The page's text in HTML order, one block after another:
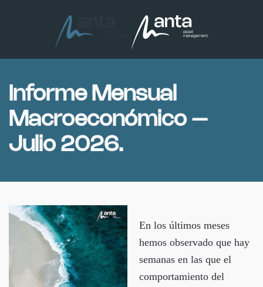
Skip to main content
Informe Mensual
Macroeconómico –
Julio 2026.
En los últimos meses
hemos observado que hay
semanas en las que el
comportamiento del